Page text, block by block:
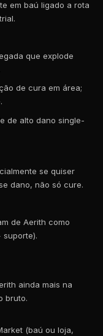
em baú ligado a rota
que explode
de cura em área;
de alto dano single-
se quiser
dano, não só cure.
de Aerith como
suporte).
ainda mais na
bruto.
(baú ou loja,